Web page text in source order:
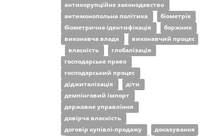
антикорупційне законодавство
антимонопольна політика
біометрія
біометрична ідентифікація
боржник
виконавча влада
виконавчий процес
власність
глобалізація
господарське право
господарський процес
діджиталізація
діти
демпінговий імпорт
державне управління
довірча власність
договір купівлі-продажу
доказування